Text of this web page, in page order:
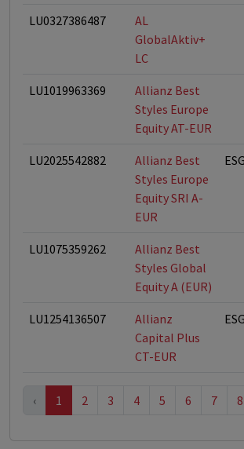
LU0327386487
AL
GlobalAktiv+
LC
LU1019963369
Allianz Best
Styles Europe
Equity AT-EUR
LU2025542882
Allianz Best
Styles Europe
Equity SRI A-
EUR
LU1075359262
Allianz Best
Styles Global
Equity A (EUR)
LU1254136507
Allianz
Capital Plus
CT-EUR
‹ 1 2 3 4 5 6 7 8